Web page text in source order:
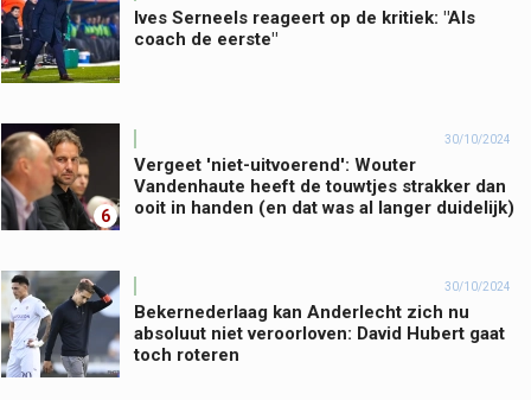
Ives Serneels reageert op de kritiek: "Als
coach de eerste"
6
30/10/2024
Vergeet 'niet-uitvoerend': Wouter
Vandenhaute heeft de touwtjes strakker dan
ooit in handen (en dat was al langer duidelijk)
30/10/2024
Bekernederlaag kan Anderlecht zich nu
absoluut niet veroorloven: David Hubert gaat
toch roteren